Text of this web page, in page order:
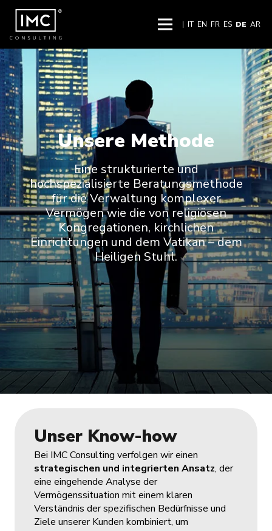
| IT EN FR ES DE AR
Unsere Methode
Eine strukturierte und
hochspezialisierte Beratungsmethode
für die Verwaltung komplexer
Vermögen wie die von religiösen
Kongregationen, kirchlichen
Einrichtungen und dem Vatikan – dem
Heiligen Stuhl.
Unser Know-how
Bei IMC Consulting verfolgen wir einen
strategischen und integrierten Ansatz, der
eine eingehende Analyse der
Vermögenssituation mit einem klaren
Verständnis der spezifischen Bedürfnisse und
Ziele unserer Kunden kombiniert, um